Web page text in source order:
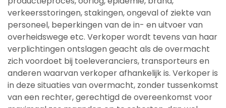
verkeersstoringen, stakingen, ongeval of ziekte van
personeel, beperkingen van de in- en uitvoer van
overheidswege etc. Verkoper wordt tevens van haar
verplichtingen ontslagen geacht als de overmacht
zich voordoet bij toeleveranciers, transporteurs en
anderen waarvan verkoper afhankelijk is. Verkoper is
in deze situaties van overmacht, zonder tussenkomst
van een rechter, gerechtigd de overeenkomst voor